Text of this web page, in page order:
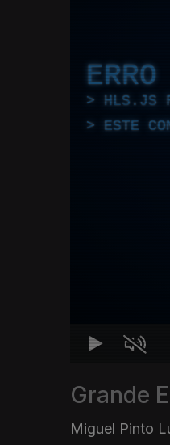
ERRO
HLS.JS
ESTE
Grande
Miguel Pinto